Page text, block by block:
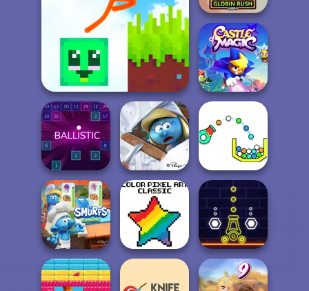
Stickman Parkour 2:
Lucky Bloc...
Legendary
Warrior Globin
Rush
Castle of Magic
Ballistic
The Smurfs:
Village Cleaning
Cannon Strike